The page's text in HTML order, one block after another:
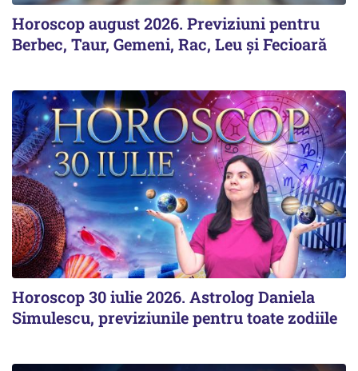
Horoscop august 2026. Previziuni pentru
Berbec, Taur, Gemeni, Rac, Leu și Fecioară
Horoscop 30 iulie 2026. Astrolog Daniela
Simulescu, previziunile pentru toate zodiile